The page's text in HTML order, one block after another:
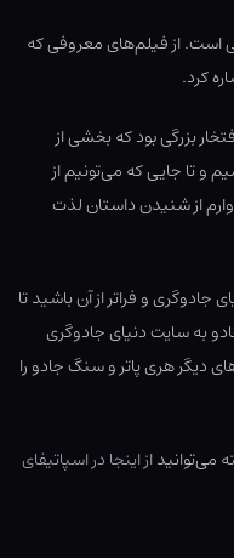
است. از فیلم‌های معروفی که
کرد.
بزرگی بود که بخشی از
و تا جایی که می‌تونیم از
از شنیدن داستان لذت
و فراتر از آن باشید تا
به سایت دنیای جادوگری
دیگر هری پاتر و سنگ جادو را
از اینجا در اسپاتیفای